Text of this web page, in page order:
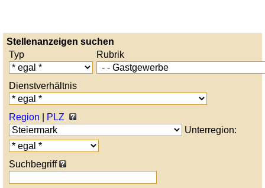
Stellenanzeigen suchen
Typ
Rubrik
Dienstverhältnis
Region
PLZ
Unterregion:
Suchbegriff